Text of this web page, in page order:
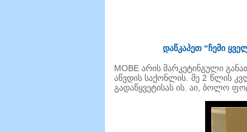
დაწკაპეთ “ჩემი
MOBE არის მარკეტინგული
აწვდის საქონლის. მე 2 წლის
გადაწყვეტისას ის. აი, ბოლო